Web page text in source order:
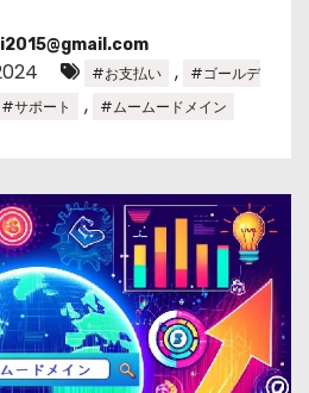
#お支払い ,
#ゴールデ
#サポート , #ムームードメイン